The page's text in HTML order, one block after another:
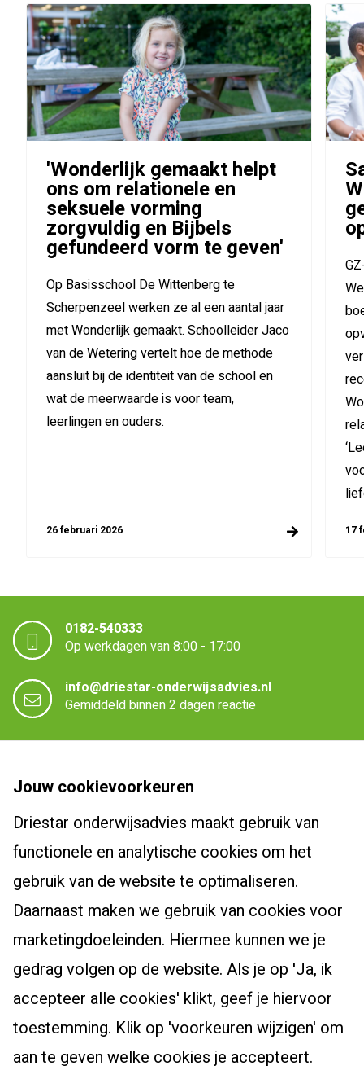
'Wonderlijk gemaakt helpt
ons om relationele en
seksuele vorming
zorgvuldig en Bijbels
gefundeerd vorm te geven'
Op Basisschool De Wittenberg te
Scherpenzeel werken ze al een aantal jaar
met Wonderlijk gemaakt. Schoolleider Jaco
van de Wetering vertelt hoe de methode
aansluit bij de identiteit van de school en
wat de meerwaarde is voor team,
leerlingen en ouders.
26 februari 2026 17
0182-540333
Op werkdagen van 8:00 - 17:00
info@driestar-onderwijsadvies.nl
Gemiddeld binnen 2 dagen reactie
Driestar onderwijsadvies
Over Driestar onderwijsadvies
Het beroepsprofiel van de leraar
Certificaten en accreditaties
Vacatures
Contact
Klachtenreglement
Cursussen en trajecten
Breindidactiek
Leiderschapsoriëntatietraject
Zoek een cursus
Post-hbo-opleidingen
Bewegingsonderwijs
Taalcoördinator
Specialist Jonge Kind
Schoolopleider PO
School Video Interactie Begeleiding
Actueel
Nieuwsbrief
Nieuws
Blogs
Agenda
Webshop
Bekijk onze producten
Jouw cookievoorkeuren
Driestar onderwijsadvies maakt gebruik van
functionele en analytische cookies om het
gebruik van de website te optimaliseren.
Daarnaast maken we gebruik van cookies voor
marketingdoeleinden. Hiermee kunnen we je
gedrag volgen op de website. Als je op 'Ja, ik
accepteer alle cookies' klikt, geef je hiervoor
toestemming. Klik op 'voorkeuren wijzigen' om
aan te geven welke cookies je accepteert.